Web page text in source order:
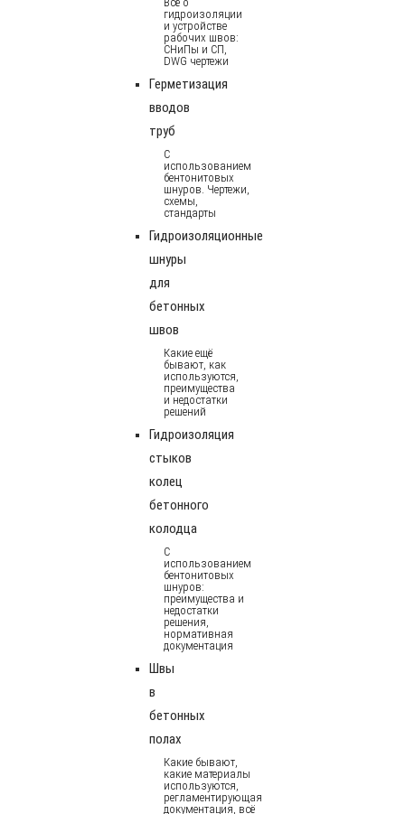
гидроизоляции
и устройстве
рабочих швов:
СНиПы и СП,
DWG чертежи
Герметизация
вводов
труб
С
использованием
бентонитовых
шнуров. Чертежи,
схемы,
стандарты
Гидроизоляционные
шнуры
для
бетонных
швов
Какие ещё
бывают, как
используются,
преимущества
и недостатки
решений
Гидроизоляция
стыков
колец
бетонного
колодца
С
использованием
бентонитовых
шнуров:
преимущества и
недостатки
решения,
нормативная
документация
Швы
в
бетонных
полах
Какие бывают,
какие материалы
используются,
регламентирующая
документация, всё